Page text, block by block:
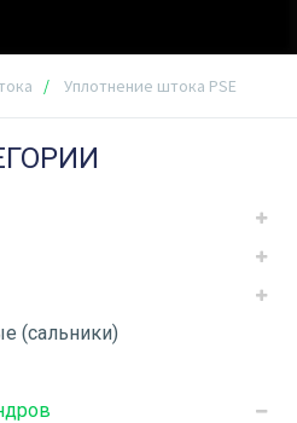
Уплотнение штока PSE
(сальники)